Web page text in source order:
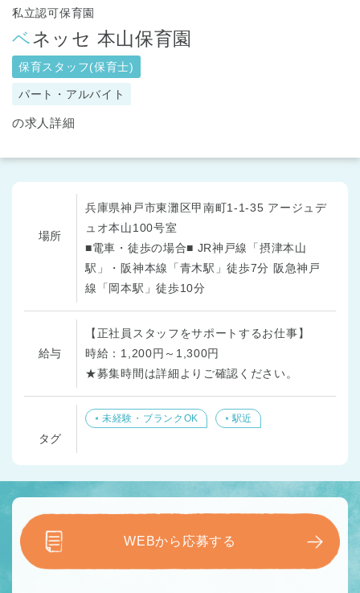
私立認可保育園
ベネッセ 本山保育園
保育スタッフ(保育士)
パート・アルバイト
の求人詳細
場所
兵庫県神戸市東灘区甲南町1‐1‐35 アージュデ
ュオ本山100号室
■電車・徒歩の場合■ JR神戸線「摂津本山
駅」・阪神本線「青木駅」徒歩7分 阪急神戸
線「岡本駅」徒歩10分
給与
【正社員スタッフをサポートするお仕事】
時給：1,200円～1,300円
★募集時間は詳細よりご確認ください。
タグ
未経験・ブランクOK 駅近
WEBから応募する